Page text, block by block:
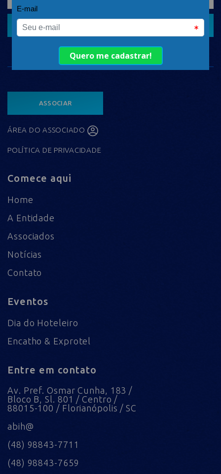
ASSOCIAR
ÁREA DO ASSOCIADO
POLÍTICA DE PRIVACIDADE
Comece aqui
Home
A Entidade
Associados
Notícias
Contato
Eventos
Dia do Hoteleiro
Encatho & Exprotel
Entre em contato
Av. Pref. Osmar Cunha, 183 /
Bloco B, Sl. 801 / Centro /
88015-100 / Florianópolis / SC
abih@
(48) 98843-7711
(48) 98843-7659